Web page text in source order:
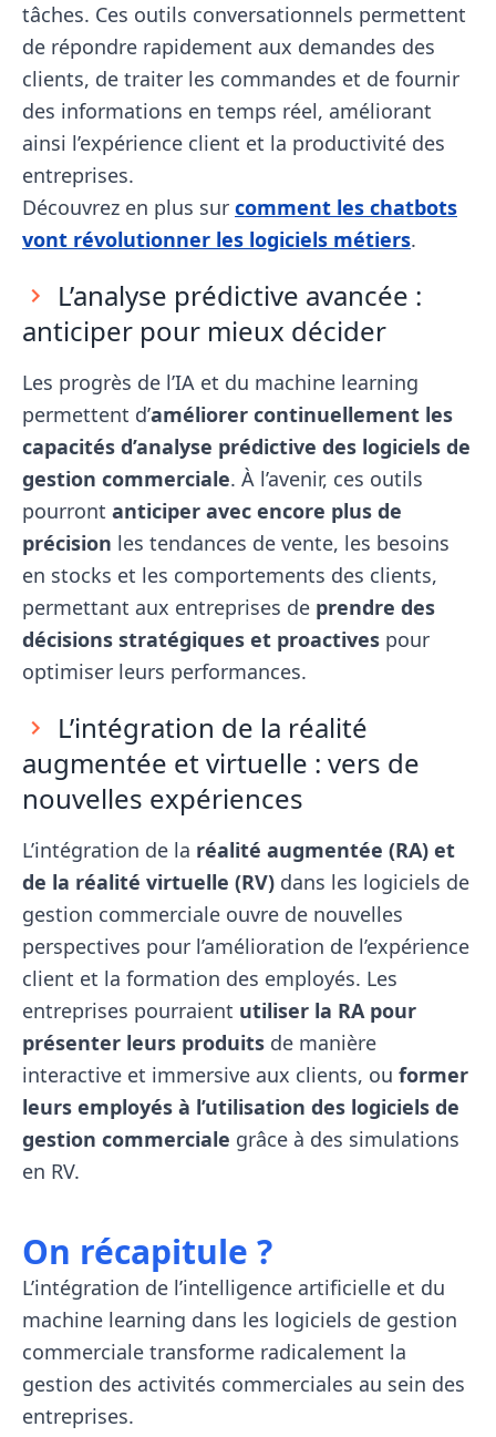
tâches. Ces outils conversationnels permettent
de répondre rapidement aux demandes des
clients, de traiter les commandes et de fournir
des informations en temps réel, améliorant
ainsi l’expérience client et la productivité des
entreprises.
Découvrez en plus sur comment les chatbots
vont révolutionner les logiciels métiers.
L’analyse prédictive avancée :
anticiper pour mieux décider
Les progrès de l’IA et du machine learning
permettent d’améliorer continuellement les
capacités d’analyse prédictive des logiciels de
gestion commerciale. À l’avenir, ces outils
pourront anticiper avec encore plus de
précision les tendances de vente, les besoins
en stocks et les comportements des clients,
permettant aux entreprises de prendre des
décisions stratégiques et proactives pour
optimiser leurs performances.
L’intégration de la réalité
augmentée et virtuelle : vers de
nouvelles expériences
L’intégration de la réalité augmentée (RA) et
de la réalité virtuelle (RV) dans les logiciels de
gestion commerciale ouvre de nouvelles
perspectives pour l’amélioration de l’expérience
client et la formation des employés. Les
entreprises pourraient utiliser la RA pour
présenter leurs produits de manière
interactive et immersive aux clients, ou former
leurs employés à l’utilisation des logiciels de
gestion commerciale grâce à des simulations
en RV.
On récapitule ?
L’intégration de l’intelligence artificielle et du
machine learning dans les logiciels de gestion
commerciale transforme radicalement la
gestion des activités commerciales au sein des
entreprises.